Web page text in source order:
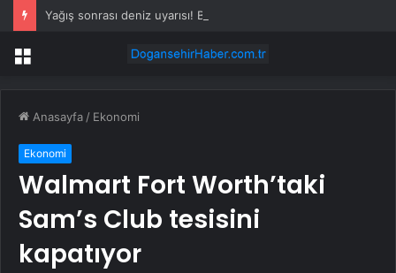
Menü
Anasayfa / Ekonomi
Ekonomi
Walmart Fort Worth’taki
Sam’s Club tesisini
kapatıyor